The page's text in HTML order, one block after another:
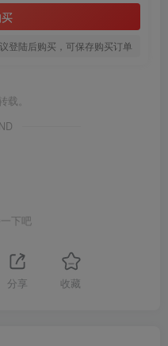
登陆后购买，可保存购买订单
。
下吧
分享 收藏